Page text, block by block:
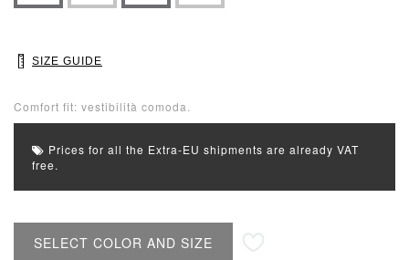
SIZE GUIDE
Comfort fit: vestibilità comoda.
Prices for all the Extra-EU shipments are already VAT
free.
SELECT COLOR AND SIZE